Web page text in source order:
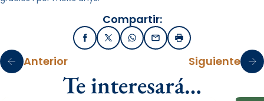
Compartir:
FacebookX / TwitterWhatsApp
EmailImprimir
Anterior Siguiente
Te interesará…